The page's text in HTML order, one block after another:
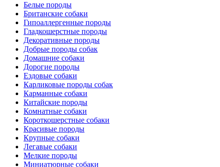
Белые породы
Британские собаки
Гипоаллергенные породы
Гладкошерстные породы
Декоративные породы
Добрые породы собак
Домашние собаки
Дорогие породы
Ездовые собаки
Карликовые породы собак
Карманные собаки
Китайские породы
Комнатные собаки
Короткошерстные собаки
Красивые породы
Крупные собаки
Легавые собаки
Мелкие породы
Миниатюрные собаки